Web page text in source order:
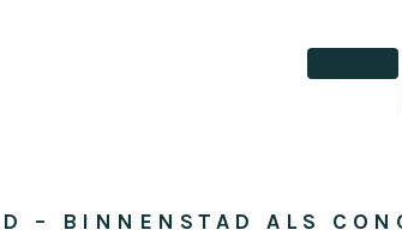
– BINNENSTAD ALS